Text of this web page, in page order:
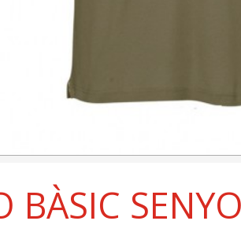
BÀSIC